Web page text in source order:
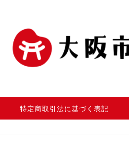
特定商取引法に基づく表記